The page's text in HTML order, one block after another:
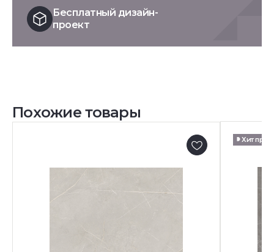
Бесплатный дизайн-
проект
Похожие товары
Хит